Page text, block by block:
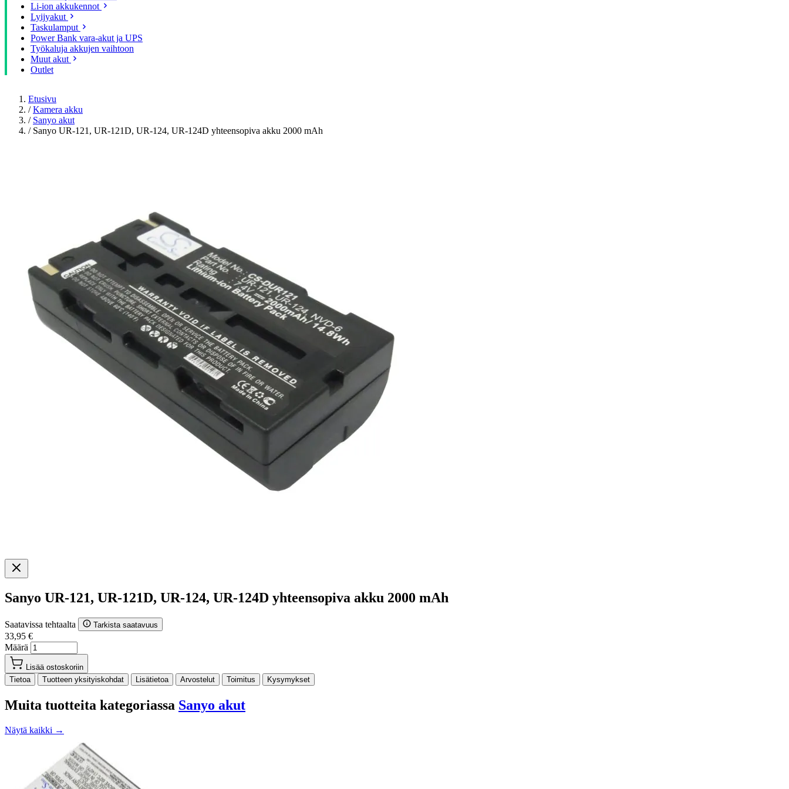
Li-ion akkukennot
Lyijyakut
Taskulamput
Power Bank vara-akut ja UPS
Työkaluja akkujen vaihtoon
Muut akut
Outlet
Etusivu
/ Kamera akku
/ Sanyo akut
/ Sanyo UR-121, UR-121D, UR-124, UR-124D yhteensopiva akku 2000 mAh
Sanyo UR-121, UR-121D, UR-124, UR-124D yhteensopiva akku 2000 mAh
Saatavissa tehtaalta Tarkista saatavuus
33,95 €
Määrä
Lisää ostoskoriin
Tietoa
Tuotteen yksityiskohdat Lisätietoa Arvostelut Toimitus Kysymykset
Muita tuotteita kategoriassa Sanyo akut
Näytä kaikki →